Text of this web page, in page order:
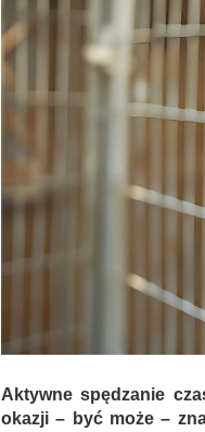
Aktywne spędzanie
okazji – być może –